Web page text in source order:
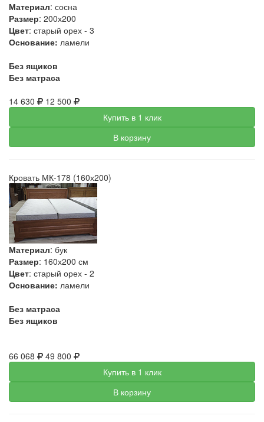
Материал: сосна
Размер: 200х200
Цвет: старый орех - 3
Основание: ламели
Без ящиков
Без матраса
14 630
12 500
Купить в 1 клик
В корзину
Кровать МК-178 (160х200)
Материал: бук
Размер: 160х200 см
Цвет: старый орех - 2
Основание: ламели
Без матраса
Без ящиков
66 068
49 800
Купить в 1 клик
В корзину